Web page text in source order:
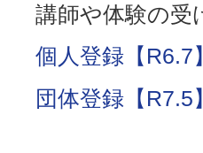
講師や体験の受
個人登録【R6.7
団体登録【R7.5